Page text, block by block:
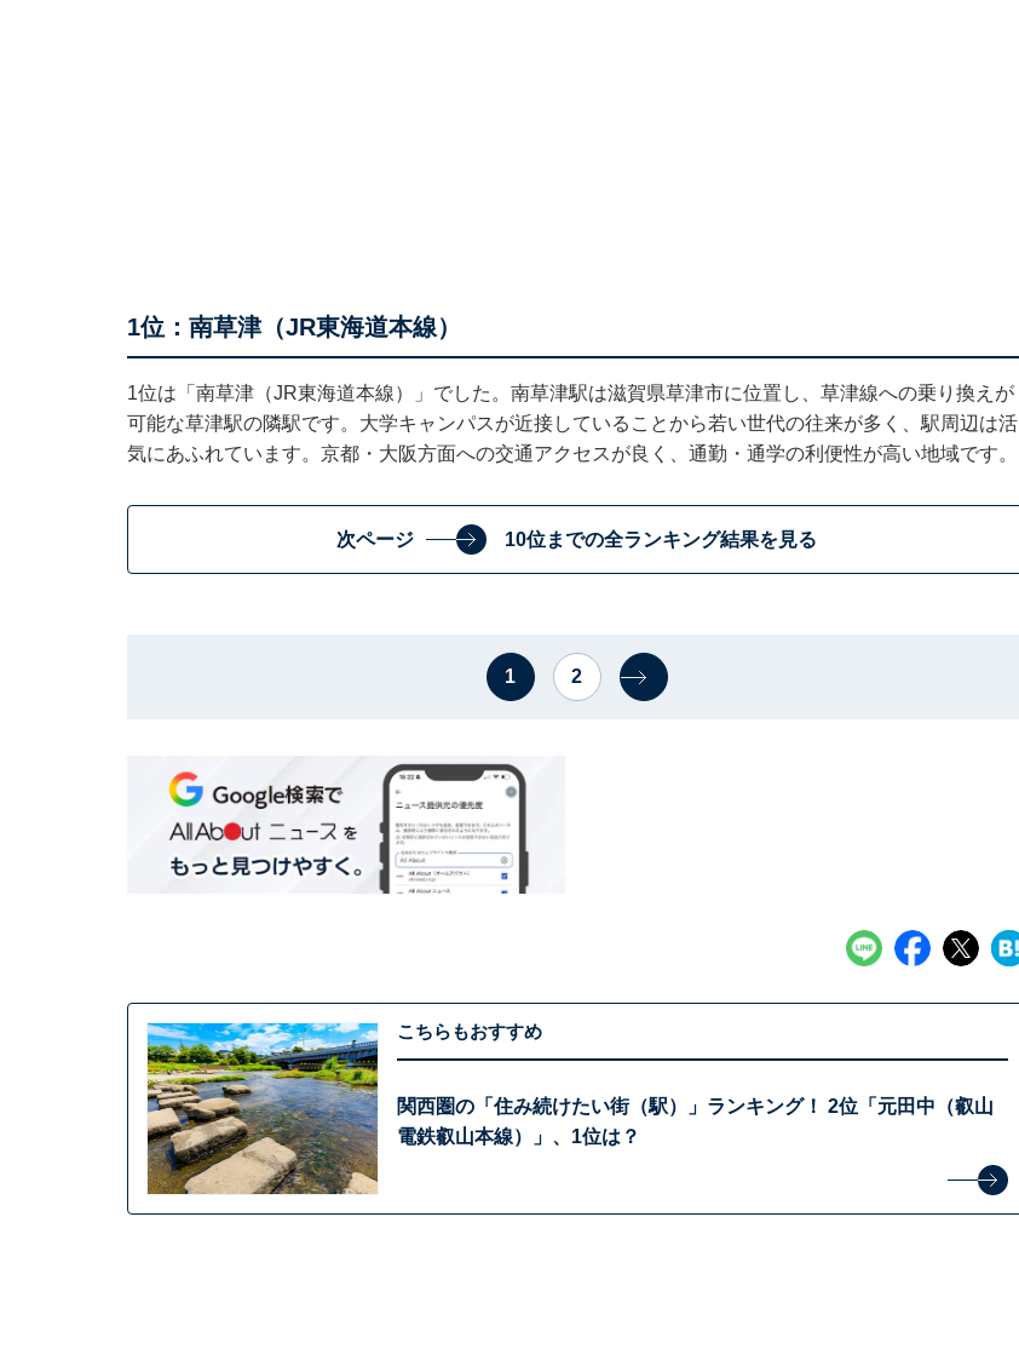
1位：南草津（JR東海道本線）
1位は「南草津（JR東海道本線）」でした。南草津駅は滋賀県草津市に位置し、草津線への乗り換えが
可能な草津駅の隣駅です。大学キャンパスが近接していることから若い世代の往来が多く、駅周辺は活
気にあふれています。京都・大阪方面への交通アクセスが良く、通勤・通学の利便性が高い地域です。
次ページ 10位までの全ランキング結果を見る
1 2
こちらもおすすめ
関西圏の「住み続けたい街（駅）」ランキング！ 2位「元田中（叡山
電鉄叡山本線）」、1位は？